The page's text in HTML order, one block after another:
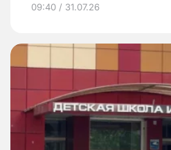
09:40 / 31.07.26